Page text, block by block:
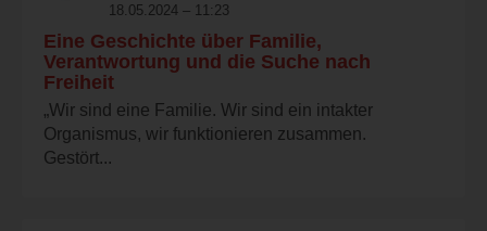
18.05.2024 – 11:23
Eine Geschichte über Familie,
Verantwortung und die Suche nach
Freiheit
„Wir sind eine Familie. Wir sind ein intakter
Organismus, wir funktionieren zusammen.
Gestört...